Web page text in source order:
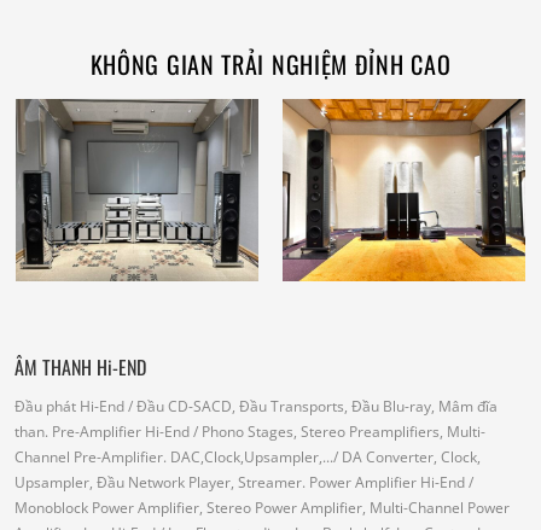
KHÔNG GIAN TRẢI NGHIỆM ĐỈNH CAO
ÂM THANH Hi-END
Đầu phát Hi-End/ Đầu CD-SACD, Đầu Transports, Đầu Blu-ray, Mâm đĩa
than. Pre-Amplifier Hi-End/ Phono Stages, Stereo Preamplifiers, Multi-
Channel Pre-Amplifier. DAC,Clock,Upsampler,.../ DA Converter, Clock,
Upsampler, Đầu Network Player, Streamer. Power Amplifier Hi-End/
Monoblock Power Amplifier, Stereo Power Amplifier, Multi-Channel Power